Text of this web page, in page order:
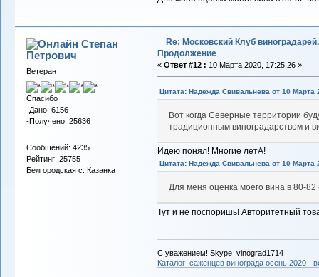
Степан
Петрович
Ветеран
Спасибо
-Дано: 6156
-Получено: 25636
Сообщений: 4235
Рейтинг: 25755
Белгородская с. Казанка
Re: Московский Клуб виноградарей.
Продолжение
« Ответ #12 : 10 Марта 2020, 17:25:26 »
Цитата: Надежда Свивальнева от 10 Марта
Вот когда Северные территории
традиционным виноградарством и
Идею понял! Многие летА!
Цитата: Надежда Свивальнева от 10 Марта
Для меня оценка моего вина в 80-
Тут и не поспоришь! Авторитетный
С уважением! Skype vinograd1714
Каталог саженцев винограда осень 2020 -